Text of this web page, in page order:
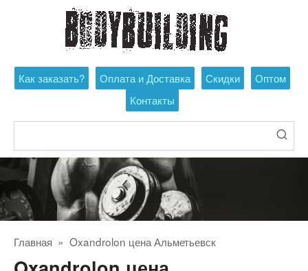
Как заказать? Оплата и Доставка Скидки
Оптом
Контакты
Главная » Oxandrolon цена Альметьевск